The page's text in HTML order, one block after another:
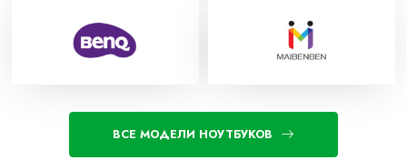
ВСЕ МОДЕЛИ НОУТБУКОВ